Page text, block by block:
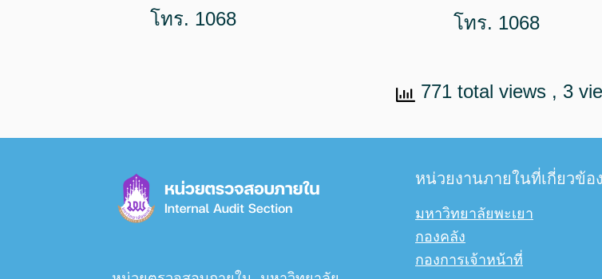
โทร. 1068
โทร. 1068
771 total views , 3
หน่วยงานภายในที่เกี่ยวข้อง
มหาวิทยาลัยพะเยา
กองคลัง
กองการเจ้าหน้าที่